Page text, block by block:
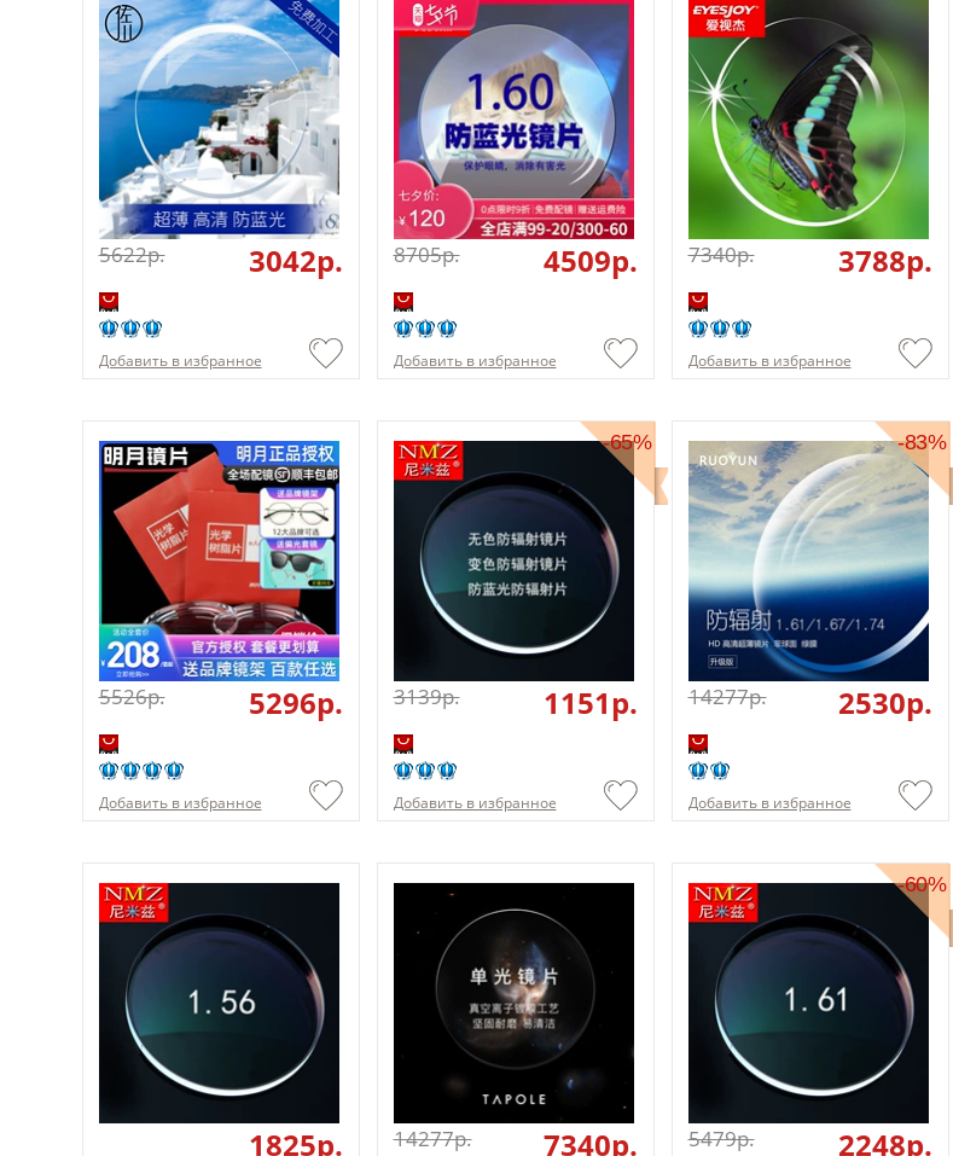
5622p. 3042p.
Добавить в избранное
8705p. 4509p.
Добавить в избранное
7340p. 3788p.
Добавить в избранное
5526p. 5296p.
Добавить в избранное
-65%
3139p. 1151p.
Добавить в избранное
-83%
14277p. 2530p.
Добавить в избранное
1825p. 14277p. 7340p.
-60%
5479p. 2248p.